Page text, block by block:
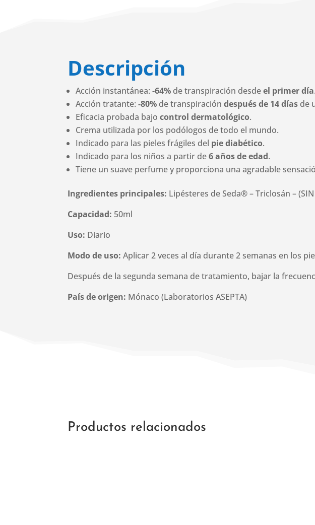
Descripción
Acción instantánea:-64% de transpiración desdeel primer día.
Acción tratante:-80% de transpiracióndespués de 14 días de
Eficacia probada bajocontrol dermatológico.
Crema utilizada por los podólogos de todo el mundo.
Indicado para las pieles frágiles del pie diabético.
Indicado para los niños a partir de6 años de edad.
Tiene un suave perfume y proporciona una agradable
Ingredientes principales: Lipésteres de Seda® – Triclosán – (SIN
Capacidad: 50ml
Uso: Diario
Modo de uso: Aplicar 2 veces al día durante 2 semanas en los
Después de la segunda semana de tratamiento, bajar la
País de origen: Mónaco (Laboratorios ASEPTA)
Productos relacionados